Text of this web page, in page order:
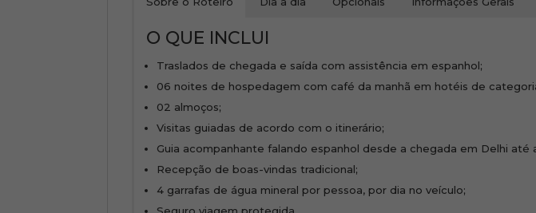
O QUE INCLUI
Traslados de chegada e saída com assistência em espanhol;
06 noites de hospedagem com café da manhã em hotéis de
02 almoços;
Visitas guiadas de acordo com o itinerário;
Guia acompanhante falando espanhol desde a chegada em Delhi até
Recepção de boas-vindas tradicional;
4 garrafas de água mineral por pessoa, por dia no